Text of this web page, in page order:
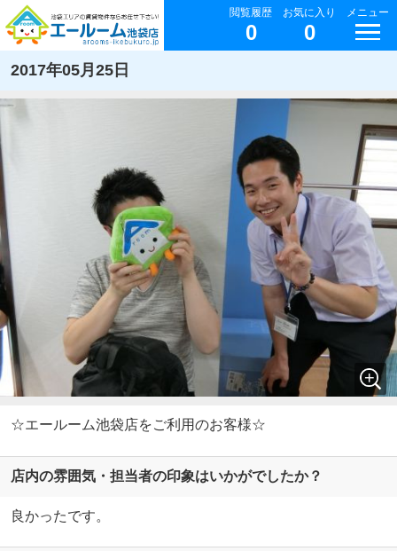
閲覧履歴
0
お気に入り
0
メニュー
2017年05月25日
☆エールーム池袋店をご利用のお客様☆
店内の雰囲気・担当者の印象はいかがでしたか？
良かったです。